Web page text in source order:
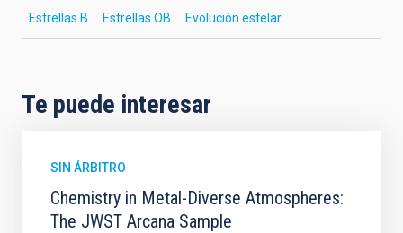
Estrellas B Estrellas OB Evolución estelar
Te puede interesar
SIN ÁRBITRO
Chemistry in Metal-Diverse Atmospheres:
The JWST Arcana Sample